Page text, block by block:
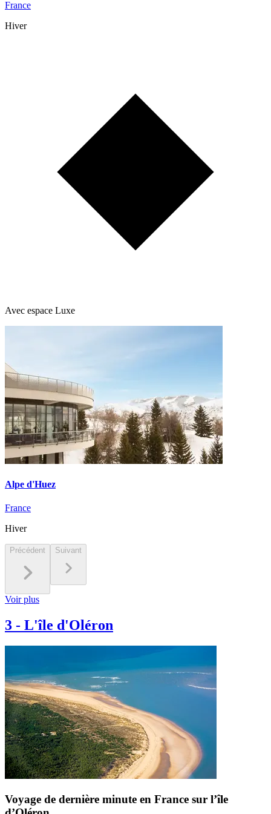
France
Hiver
Avec espace Luxe
Alpe d'Huez
France
Hiver
Précédent Suivant
Voir plus
3 - L'île d'Oléron
Voyage de dernière minute en France sur l’île